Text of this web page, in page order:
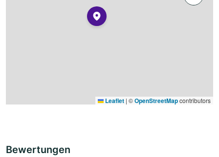
Leaflet | ©OpenStreetMapcontributors
Bewertungen